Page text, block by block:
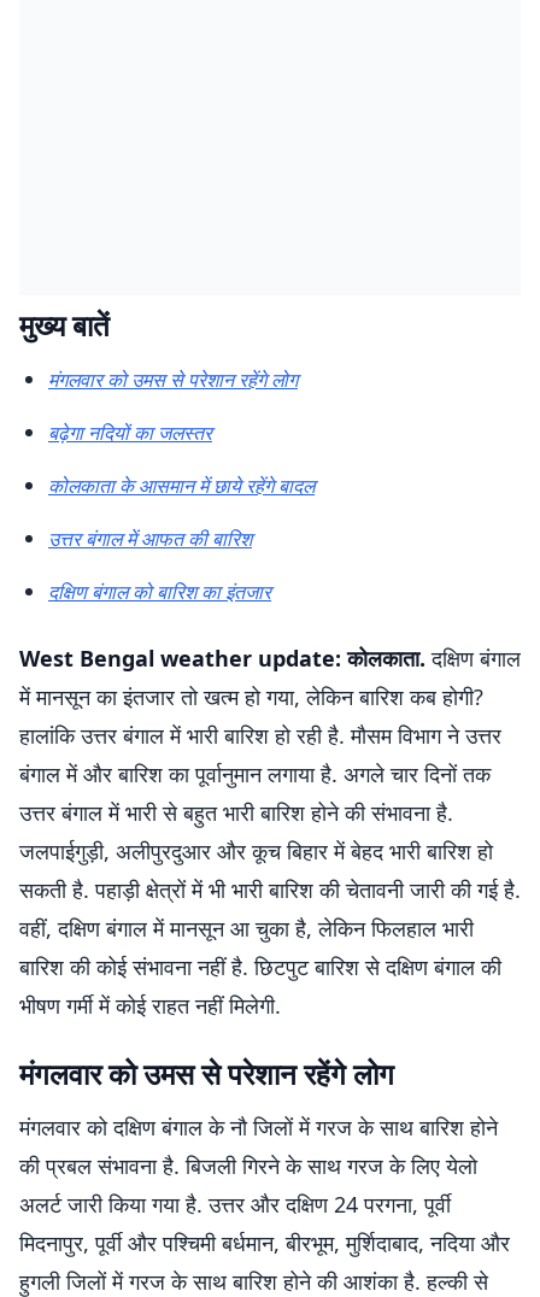
मुख्य बातें
मंगलवार को उमस से परेशान रहेंगे लोग
बढ़ेगा नदियों का जलस्तर
कोलकाता के आसमान में छाये रहेंगे बादल
उत्तर बंगाल में आफत की बारिश
दक्षिण बंगाल को बारिश का इंतजार
West Bengal weather update: कोलकाता. दक्षिण बंगाल
में मानसून का इंतजार तो खत्म हो गया, लेकिन बारिश कब होगी?
हालांकि उत्तर बंगाल में भारी बारिश हो रही है. मौसम विभाग ने उत्तर
बंगाल में और बारिश का पूर्वानुमान लगाया है. अगले चार दिनों तक
उत्तर बंगाल में भारी से बहुत भारी बारिश होने की संभावना है.
जलपाईगुड़ी, अलीपुरदुआर और कूच बिहार में बेहद भारी बारिश हो
सकती है. पहाड़ी क्षेत्रों में भी भारी बारिश की चेतावनी जारी की गई है.
वहीं, दक्षिण बंगाल में मानसून आ चुका है, लेकिन फिलहाल भारी
बारिश की कोई संभावना नहीं है. छिटपुट बारिश से दक्षिण बंगाल की
भीषण गर्मी में कोई राहत नहीं मिलेगी.
मंगलवार को उमस से परेशान रहेंगे लोग
मंगलवार को दक्षिण बंगाल के नौ जिलों में गरज के साथ बारिश होने
की प्रबल संभावना है. बिजली गिरने के साथ गरज के लिए येलो
अलर्ट जारी किया गया है. उत्तर और दक्षिण 24 परगना, पूर्वी
मिदनापुर, पूर्वी और पश्चिमी बर्धमान, बीरभूम, मुर्शिदाबाद, नदिया और
हुगली जिलों में गरज के साथ बारिश होने की आशंका है. हल्की से